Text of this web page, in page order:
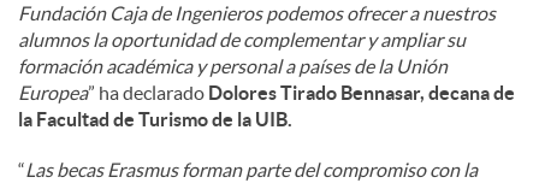
Fundación Caja de Ingenieros podemos ofrecer a nuestros
alumnos la oportunidad de complementar y ampliar su
formación académica y personal a países de la Unión
Europea” ha declarado Dolores Tirado Bennasar, decana de
la Facultad de Turismo de la UIB.
“Las becas Erasmus forman parte del compromiso con la